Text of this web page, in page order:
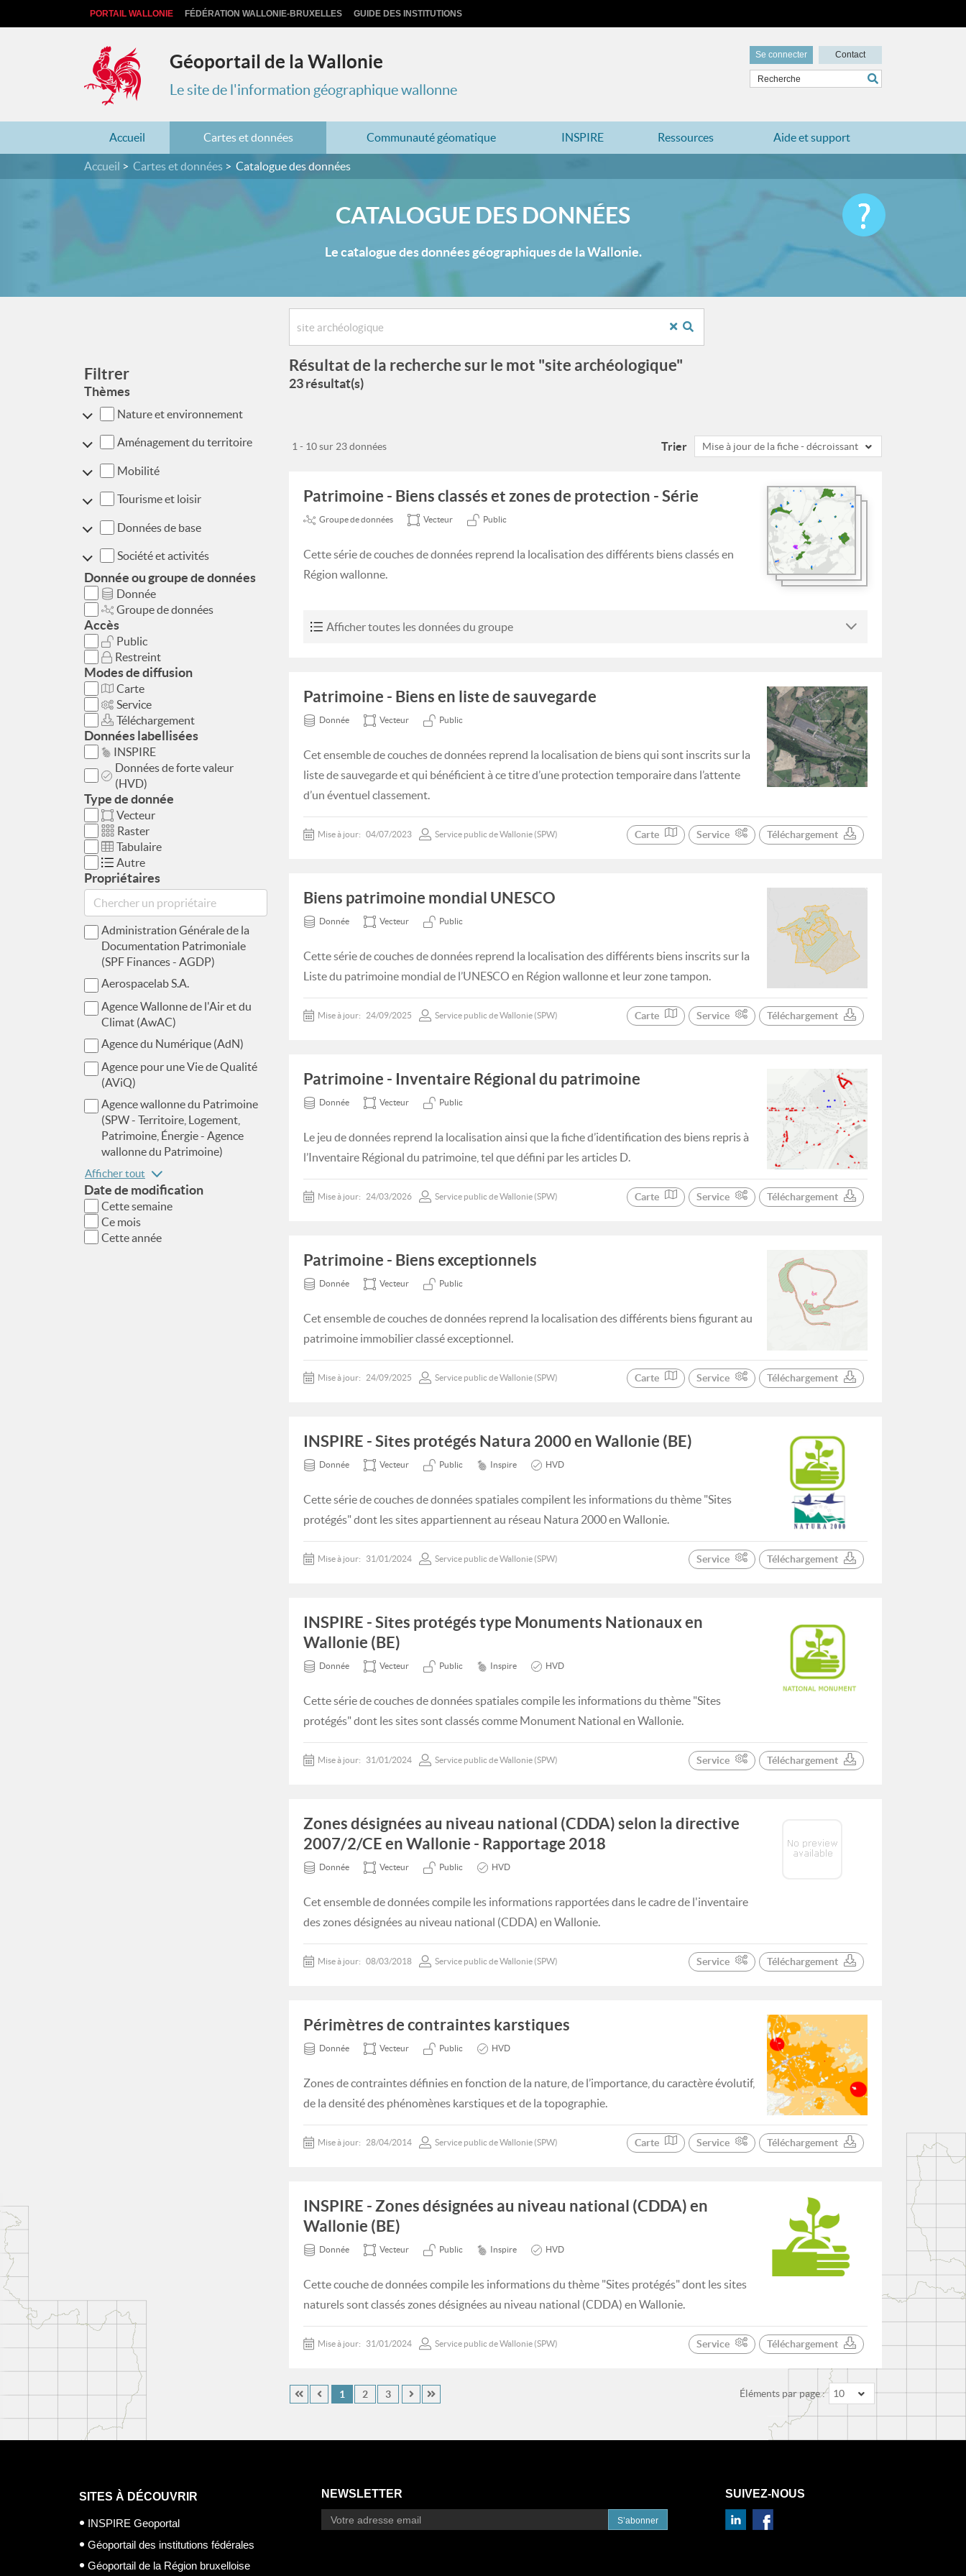
PORTAIL WALLONIE FÉDÉRATION WALLONIE-BRUXELLES GUIDE DES INSTITUTIONS
Géoportail de la Wallonie
Le site de l'information géographique wallonne
Se connecter Contact
Accueil Cartes et données Communauté géomatique INSPIRE Ressources Aide et support
Accueil Cartes et données Catalogue des données
CATALOGUE DES DONNÉES
Le catalogue des données géographiques de la Wallonie.
Filtrer
Thèmes
Nature et environnement
Aménagement du territoire
Mobilité
Tourisme et loisir
Données de base
Société et activités
Donnée ou groupe de données
Donnée
Groupe de données
Accès
Public
Restreint
Modes de diffusion
Carte
Service
Téléchargement
Données labellisées
INSPIRE
Données de forte valeur
(HVD)
Type de donnée
Vecteur
Raster
Tabulaire
Autre
Propriétaires
Administration Générale de la
Documentation Patrimoniale
(SPF Finances - AGDP)
Aerospacelab S.A.
Agence Wallonne de l'Air et du
Climat (AwAC)
Agence du Numérique (AdN)
Agence pour une Vie de Qualité
(AViQ)
Agence wallonne du Patrimoine
(SPW - Territoire, Logement,
Patrimoine, Énergie - Agence
wallonne du Patrimoine)
Afficher tout
Date de modification
Cette semaine
Ce mois
Cette année
Résultat de la recherche sur le mot "site archéologique"
23 résultat(s)
Trier Mise à jour de la fiche - décroissant
1 - 10 sur 23 données
Patrimoine - Biens classés et zones de protection - Série
Groupe de données Vecteur Public
Cette série de couches de données reprend la localisation des différents biens classés en
Région wallonne.
Afficher toutes les données du groupe
Patrimoine - Biens en liste de sauvegarde
Donnée Vecteur Public
Cet ensemble de couches de données reprend la localisation de biens qui sont inscrits sur la
liste de sauvegarde et qui bénéficient à ce titre d’une protection temporaire dans l’attente
d’un éventuel classement.
Mise à jour: 04/07/2023 Service public de Wallonie (SPW) Carte Service Téléchargement
Biens patrimoine mondial UNESCO
Donnée Vecteur Public
Cette série de couches de données reprend la localisation des différents biens inscrits sur la
Liste du patrimoine mondial de l’UNESCO en Région wallonne et leur zone tampon.
Mise à jour: 24/09/2025 Service public de Wallonie (SPW) Carte Service Téléchargement
Patrimoine - Inventaire Régional du patrimoine
Donnée Vecteur Public
Le jeu de données reprend la localisation ainsi que la fiche d’identification des biens repris à
l’Inventaire Régional du patrimoine, tel que défini par les articles D.
Mise à jour: 24/03/2026 Service public de Wallonie (SPW) Carte Service Téléchargement
Patrimoine - Biens exceptionnels
Donnée Vecteur Public
Cet ensemble de couches de données reprend la localisation des différents biens figurant au
patrimoine immobilier classé exceptionnel.
Mise à jour: 24/09/2025 Service public de Wallonie (SPW) Carte Service Téléchargement
INSPIRE - Sites protégés Natura 2000 en Wallonie (BE)
Donnée Vecteur Public Inspire HVD
Cette série de couches de données spatiales compilent les informations du thème "Sites
protégés" dont les sites appartiennent au réseau Natura 2000 en Wallonie.
Mise à jour: 31/01/2024 Service public de Wallonie (SPW) Service Téléchargement
INSPIRE - Sites protégés type Monuments Nationaux en
Wallonie (BE)
Donnée Vecteur Public Inspire HVD
Cette série de couches de données spatiales compile les informations du thème "Sites
protégés" dont les sites sont classés comme Monument National en Wallonie.
Mise à jour: 31/01/2024 Service public de Wallonie (SPW) Service Téléchargement
Zones désignées au niveau national (CDDA) selon la directive
2007/2/CE en Wallonie - Rapportage 2018
Donnée Vecteur Public HVD
Cet ensemble de données compile les informations rapportées dans le cadre de l'inventaire
des zones désignées au niveau national (CDDA) en Wallonie.
Mise à jour: 08/03/2018 Service public de Wallonie (SPW) Service Téléchargement
Périmètres de contraintes karstiques
Donnée Vecteur Public HVD
Zones de contraintes définies en fonction de la nature, de l’importance, du caractère évolutif,
de la densité des phénomènes karstiques et de la topographie.
Mise à jour: 28/04/2014 Service public de Wallonie (SPW) Carte Service Téléchargement
INSPIRE - Zones désignées au niveau national (CDDA) en
Wallonie (BE)
Donnée Vecteur Public Inspire HVD
Cette couche de données compile les informations du thème "Sites protégés" dont les sites
naturels sont classés zones désignées au niveau national (CDDA) en Wallonie.
Mise à jour: 31/01/2024 Service public de Wallonie (SPW) Service Téléchargement
Éléments par page : 10
1 2 3
SITES À DÉCOUVRIR
INSPIRE Geoportal
Géoportail des institutions fédérales
Géoportail de la Région bruxelloise
NEWSLETTER
S’abonner
SUIVEZ-NOUS